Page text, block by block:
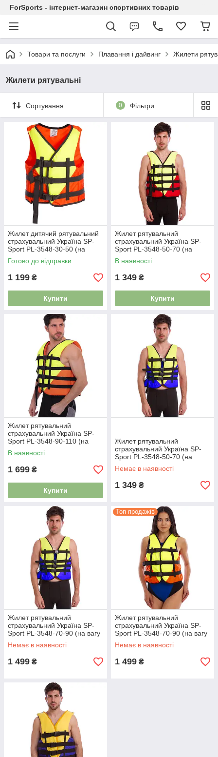
ForSports - інтернет-магазин спортивних товарів
Товари та послуги Плавання і дайвинг Жилети
Жилети рятувальні
Сортування 0 Фільтри
Жилет дитячий рятувальний
страхувальний Україна SP-
Sport PL-3548-30-50 (на
вагу-30-50 кг) жовтогарячий-
жовтий
Готово до відправки
1 199 ₴
Купити
Жилет рятувальний
страхувальний Україна SP-
Sport PL-3548-50-70 (на
вагу-50-70 кг) жовтий
В наявності
1 349 ₴
Купити
Жилет рятувальний
страхувальний Україна SP-
Sport PL-3548-90-110 (на
вагу 90-110 кг) жовтий
В наявності
1 699 ₴
Купити
Жилет рятувальний
страхувальний Україна SP-
Sport PL-3548-50-70 (на
вагу-50-70 кг) синій- жовтий
Немає в наявності
1 349 ₴
Жилет рятувальний
страхувальний Україна SP-
Sport PL-3548-70-90 (на вагу
70-90 кг) синій- жовтий
Немає в наявності
1 499 ₴
Топ продажів
Жилет рятувальний
страхувальний Україна SP-
Sport PL-3548-70-90 (на вагу
70-90 кг) жовтий
Немає в наявності
1 499 ₴